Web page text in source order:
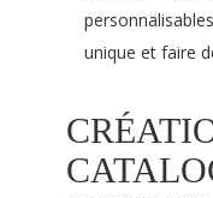
unique et faire